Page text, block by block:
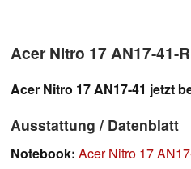
Acer Nitro 17 AN17-41-
Acer Nitro 17 AN17-41 jetzt
Ausstattung / Datenblatt
Notebook: Acer Nitro 17